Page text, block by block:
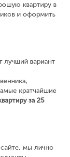
квартиру в
и оформить
вариант
кратчайшие
за 25
мы лично